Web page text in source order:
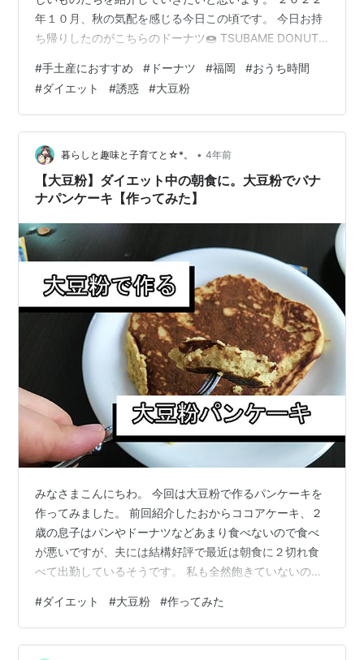
年１０月、秋の気配を感じる今日この頃です。 今日お持
ち帰りしたのがこちらのドーナツ🍩 TSUBAME DONUT
ふわふわで素朴な甘さ。とても幸せな気分になりまし
た。 TSUBAME DONUTのドーナツは国産大豆粉を使用
したソイドーナツで、国産米原料の油で揚げたからだに
やさしいドーナツです。 生地はふわふわ生地、もっちり
生地、しっとり生地の３種類があり、その日によって店
頭に並…
#手土産におすすめ # ドーナツ #福岡 #おうち時間
#ダイエット #誘惑 #大豆粉
暮らしと趣味と子育てと☆*。 • 4年前
【大豆粉】ダイエット中の朝食に。大豆粉でバナ
ナパンケーキ【作ってみた】
みなさまこんにちわ。 今回は大豆粉で作るパンケーキを
作ってみました。 前回紹介したおからココアケーキ、２
歳の息子はパンやドーナツなどあまり食べないので食べ
が悪いですが、夫には結構好評で最近は朝食に２切れ食
べて出勤しているそうです。 私も全然飽きていないので
パウンド型２つ一気にオーブンで作っています） ダイエ
ット中の朝食、おやつにいかがですか？↓
miyakkokurashi.hatenablog.com 私が大豆粉を買った理
#ダイエット #大豆粉 #作ってみた